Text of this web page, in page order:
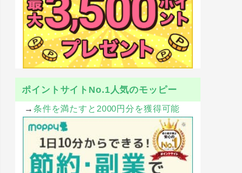
ポイントサイトNo.1人気のモッピー
→ 条件を満たすと2000円分を獲得可能